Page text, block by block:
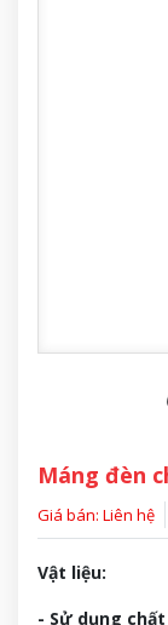
Máng đèn
Giá bán: Liên hệ
Vật liệu:
- Sử dụng